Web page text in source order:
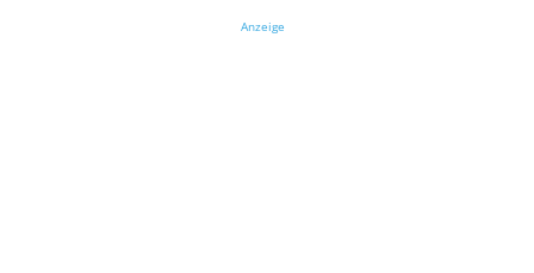
Anzeige